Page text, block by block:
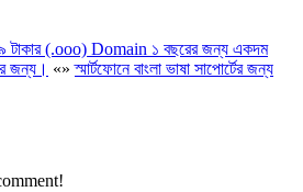
টাকার (.ooo) Domain ১ বছরের জন্য একদম
জন্য। «»স্মার্টফোনে বাংলা ভাষা সাপোর্টের জন্য